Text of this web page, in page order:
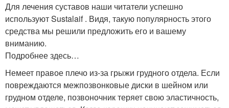
Для лечения суставов наши читатели успешно
используют Sustalaif . Видя, такую популярность этого
средства мы решили предложить его и вашему
вниманию.
Подробнее здесь…
Немеет правое плечо из-за грыжи грудного отдела. Если
повреждаются межпозвонковые диски в шейном или
грудном отделе, позвоночник теряет свою эластичность,